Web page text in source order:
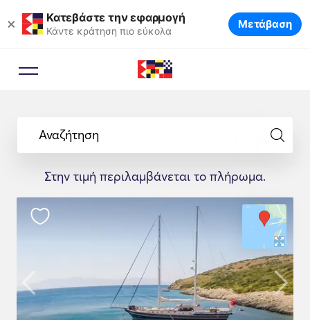
× Κατεβάστε την εφαρμογή
Κάντε κράτηση πιο εύκολα Μετάβαση
Αναζήτηση
Στην τιμή περιλαμβάνεται το πλήρωμα.